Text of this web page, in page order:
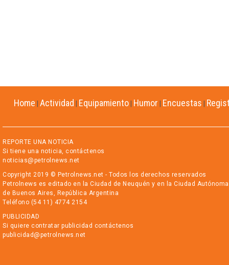
Home Actividad Equipamiento Humor Encuestas
REPORTE UNA NOTICIA
Si tiene una noticia, contáctenos
noticias@petrolnews.net
Copyright 2019 © Petrolnews.net - Todos los derechos reservados
Petrolnews es editado en la Ciudad de Neuquén y en la Ciudad Autónoma
de Buenos Aires, República Argentina
Teléfono (54 11) 4774 2154
PUBLICIDAD
Si quiere contratar publicidad contáctenos
publicidad@petrolnews.net